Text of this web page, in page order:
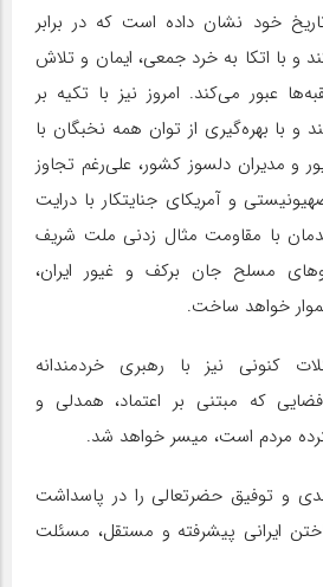
خود نشان داده است که در برابر
و با اتکا به خرد جمعی، ایمان و تلاش
عبور می‌کند. امروز نیز با تکیه بر
و با بهره‌گیری از توان همه نخبگان با
و مدیران دلسوز کشور، علی‌رغم تجاوز
و آمریکای جنایتکار با درایت
با مقاومت مثال زدنی ملت شریف
مسلح جان برکف و غیور ایران،
خواهد ساخت.
کنونی نیز با رهبری خردمندانه
که مبتنی بر اعتماد، همدلی و
مردم است، میسر خواهد شد.
و توفیق حضرتعالی را در پاسداشت
ایرانی پیشرفته و مستقل، مسئلت